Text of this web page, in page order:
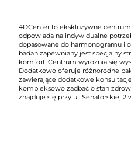
4DCenter to ekskluzywne
odpowiada na indywidualne
dopasowane do harmonogramu i
badań zapewniany jest specjalny
komfort. Centrum wyróżnia się
Dodatkowo oferuje różnorodne
zawierające dodatkowe
kompleksowo zadbać o stan
znajduje się przy ul. Senatorskiej 2